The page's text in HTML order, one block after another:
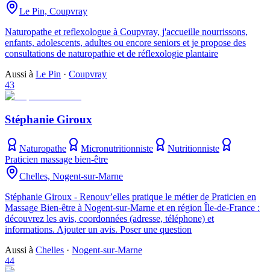
Le Pin, Coupvray
Naturopathe et reflexologue à Coupvray, j'accueille nourrissons,
enfants, adolescents, adultes ou encore seniors et je propose des
consultations de naturopathie et de réflexologie plantaire
Aussi à Le Pin · Coupvray
43
Stéphanie Giroux
Naturopathe Micronutritionniste
Nutritionniste
Praticien massage bien-être
Chelles, Nogent-sur-Marne
Stéphanie Giroux - Renouv’elles pratique le métier de Praticien en
Massage Bien-être à Nogent-sur-Marne et en région Île-de-France :
découvrez les avis, coordonnées (adresse, téléphone) et
informations. Ajouter un avis. Poser une question
Aussi à Chelles · Nogent-sur-Marne
44